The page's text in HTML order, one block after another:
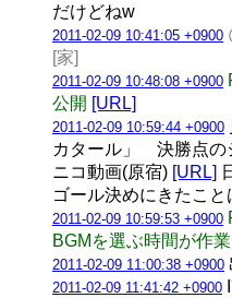
だけどねw
2011-02-09 10:41:05 +0900
[家]
2011-02-09 10:48:08 +0900
公開 [URL]
2011-02-09 10:59:44 +0900
カタール」 決勝点の
ニコ動画(原宿) [URL]
ゴール決めにきたこ
2011-02-09 10:59:53 +0900
BGMを選ぶ時間が作
2011-02-09 11:00:38 +0900
2011-02-09 11:41:42 +0900